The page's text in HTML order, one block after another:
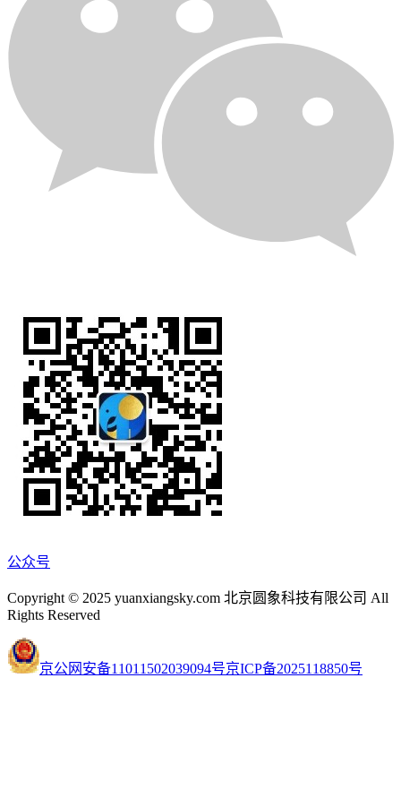
公众号
Copyright © 2025 yuanxiangsky.com 北京圆象科技有限公司 All
Rights Reserved
京公网安备11011502039094号京ICP备2025118850号